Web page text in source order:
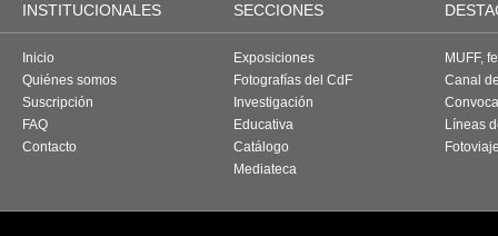
INSTITUCIONALES SECCIONES
Inicio
Quiénes somos
Suscripción
FAQ
Contacto
Exposiciones
Fotografías del CdF
Investigación
Educativa
Catálogo
Mediateca
MUFF,
Canal
Líneas